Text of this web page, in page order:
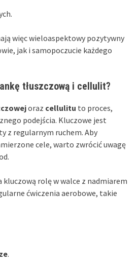
więc wieloaspektowy pozytywny
jak i samopoczucie każdego
tłuszczową i cellulit?
oraz cellulitu to proces,
podejścia. Kluczowe jest
z regularnym ruchem. Aby
cele, warto zwrócić uwagę
kluczową rolę w walce z nadmiarem
ćwiczenia aerobowe, takie
.